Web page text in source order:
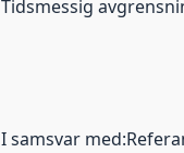
Tidsmessig
I samsvar med: